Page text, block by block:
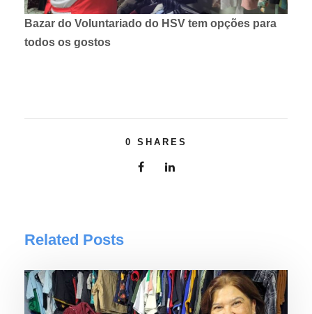
Bazar do Voluntariado do HSV tem opções para
todos os gostos
0 SHARES
Related Posts